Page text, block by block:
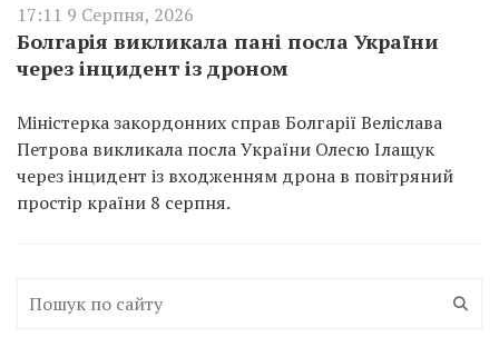
17:11 9 Серпня, 2026
Болгарія викликала пані посла України
через інцидент із дроном
Міністерка закордонних справ Болгарії Веліслава
Петрова викликала посла України Олесю Ілащук
через інцидент із входженням дрона в повітряний
простір країни 8 серпня.